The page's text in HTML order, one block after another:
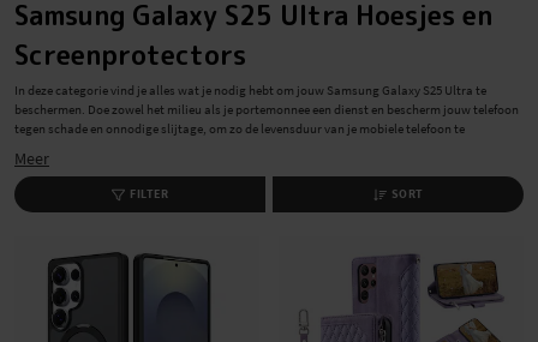
Samsung Galaxy S25 Ultra Hoesjes en
Screenprotectors
In deze categorie vind je alles wat je nodig hebt om jouw Samsung Galaxy S25 Ultra te
beschermen. Doe zowel het milieu als je portemonnee een dienst en bescherm jouw telefoon
tegen schade en onnodige slijtage, om zo de levensduur van je mobiele telefoon te
een cameralensbeschermer zorg je voor een volledige bescherming van jouw Samsung
Galaxy S25 Ultra. Je winkelt snel, gemakkelijk en met gratis verzending bij PhoneLife!
Met een hoesje voor Samsung Galaxy S25 Ultra zorg je voor een goede bescherming van je
mobiele telefoon en geef je uitdrukking aan je persoonlijke stijl. We hebben een breed
aanbod van hoesjes die jouw behoeftes en het model van jouw telefoon passen. Of je nu
extra bescherming nodig hebt voor je werktelefoon of juist zoekt naar een minimalistische
Meer
FILTER SORT